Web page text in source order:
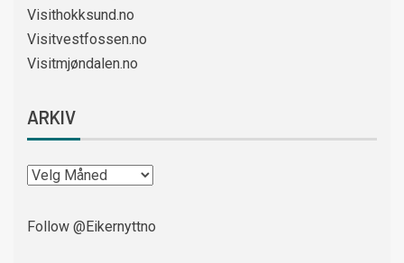
Visithokksund.no
Visitvestfossen.no
Visitmjøndalen.no
ARKIV
Follow @Eikernyttno